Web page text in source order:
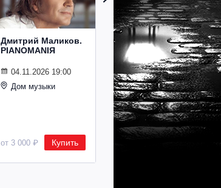
Дмитрий Маликов.
PIANOMANIЯ
04.11.2026 19:00
Дом музыки
от 3 000 ₽ Купить
Рождественский
концерт
Владимира
Спивакова
24.12.2026 19:00
Дом музыки